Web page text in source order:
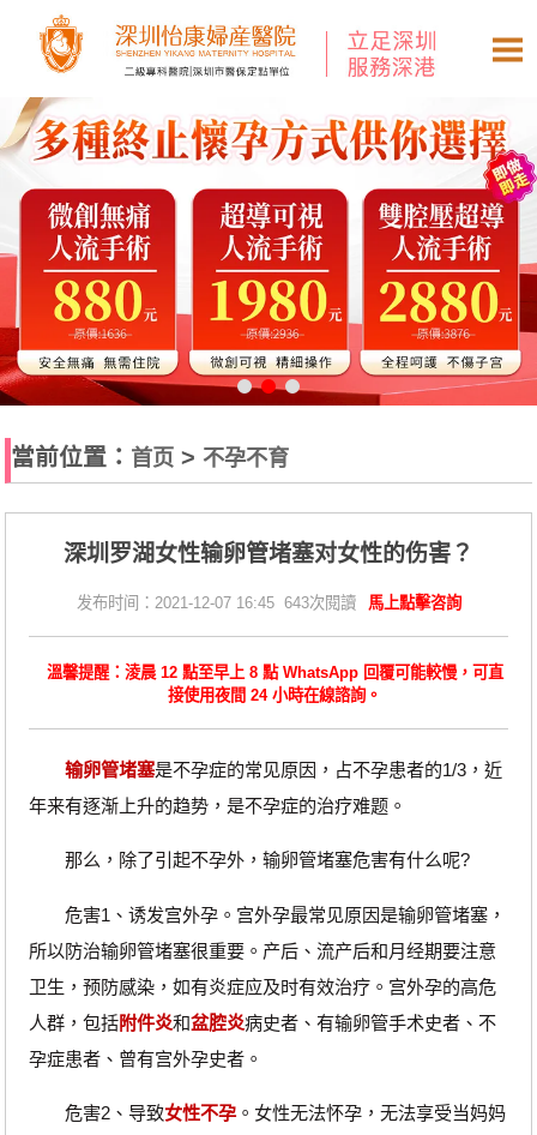
當前位置： 首页 > 不孕不育
深圳罗湖女性输卵管堵塞对女性的伤害？
发布时间：2021-12-07 16:45 643次閱讀 馬上點擊咨詢
溫馨提醒：淩晨 12 點至早上 8 點 WhatsApp 回覆可能較慢，可直
接使用夜間 24 小時在線諮詢。
输卵管堵塞是不孕症的常见原因，占不孕患者的1/3，近
年来有逐渐上升的趋势，是不孕症的治疗难题。
那么，除了引起不孕外，输卵管堵塞危害有什么呢?
危害1、诱发宫外孕。宫外孕最常见原因是输卵管堵塞，
所以防治输卵管堵塞很重要。产后、流产后和月经期要注意
卫生，预防感染，如有炎症应及时有效治疗。宫外孕的高危
人群，包括附件炎和盆腔炎病史者、有输卵管手术史者、不
孕症患者、曾有宫外孕史者。
危害2、导致女性不孕。女性无法怀孕，无法享受当妈妈